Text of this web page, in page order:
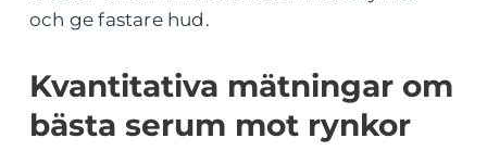
och ge fastare hud.
Kvantitativa mätningar om
bästa serum mot rynkor